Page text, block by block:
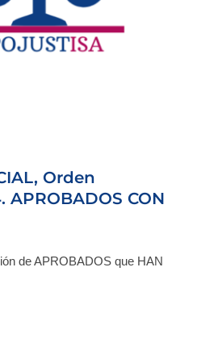
Orden
APROBADOS CON
de APROBADOS que HAN